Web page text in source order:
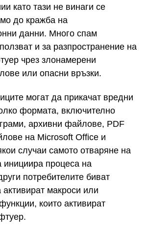
като тази не винаги се
до кражба на
данни. Много спам
и за разпространение на
чрез злонамерени
или опасни връзки.
могат да прикачат вредни
формата, включително
архивни файлове, PDF
на Microsoft Office и
случаи самото отваряне на
процеса на
потребителите биват
макроси или
които активират